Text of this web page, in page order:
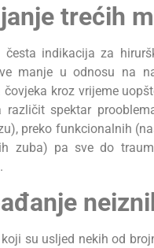
trećih
indikacija za
manje u odnosu na
kroz vrijeme
različit spektar
preko funkcionalnih
zuba) pa sve do
su usljed nekih od